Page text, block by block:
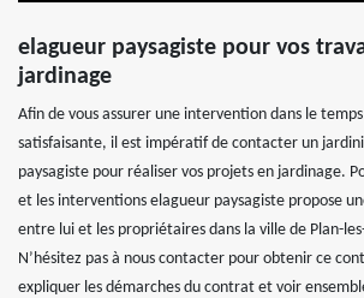
elagueur paysagiste pour vos
jardinage
Afin de vous assurer une intervention dans le
satisfaisante, il est impératif de contacter un
paysagiste pour réaliser vos projets en jardinage.
et les interventions elagueur paysagiste propose
entre lui et les propriétaires dans la ville de Plan-
N’hésitez pas à nous contacter pour obtenir ce
expliquer les démarches du contrat et voir